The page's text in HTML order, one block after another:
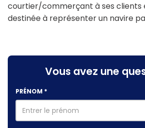
courtier/commerçant à ses clients
destinée à représenter un navire
Vous avez une
PRÉNOM *